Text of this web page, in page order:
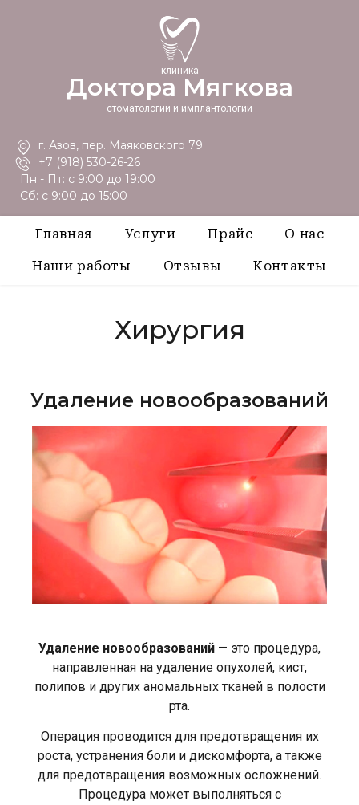
клиника
Доктора Мягкова
стоматологии и имплантологии
г. Азов, пер. Маяковского 79
+7 (918) 530-26-26
Пн - Пт: с 9:00 до 19:00
Сб: с 9:00 до 15:00
Главная Услуги Прайс О нас
Наши работы Отзывы Контакты
Хирургия
Удаление новообразований
Удаление новообразований — это процедура,
направленная на удаление опухолей, кист,
полипов и других аномальных тканей в полости
рта.
Операция проводится для предотвращения их
роста, устранения боли и дискомфорта, а также
для предотвращения возможных осложнений.
Процедура может выполняться с